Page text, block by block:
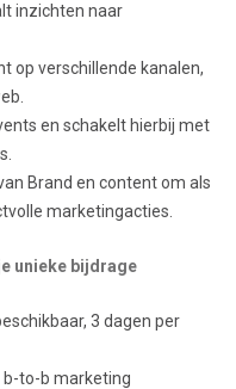
inzichten naar
op verschillende kanalen,
en schakelt hierbij met
Brand en content om als
marketingacties.
unieke bijdrage
3 dagen per
b-to-b marketing